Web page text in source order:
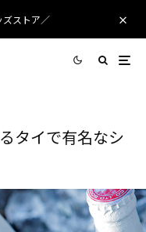
ズストア／
タイで有名なシ